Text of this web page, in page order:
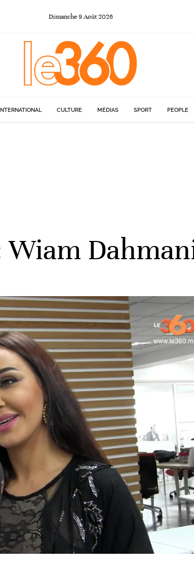
Dimanche 9Août 2026
CULTURE MÉDIAS SPORT PEOPLE